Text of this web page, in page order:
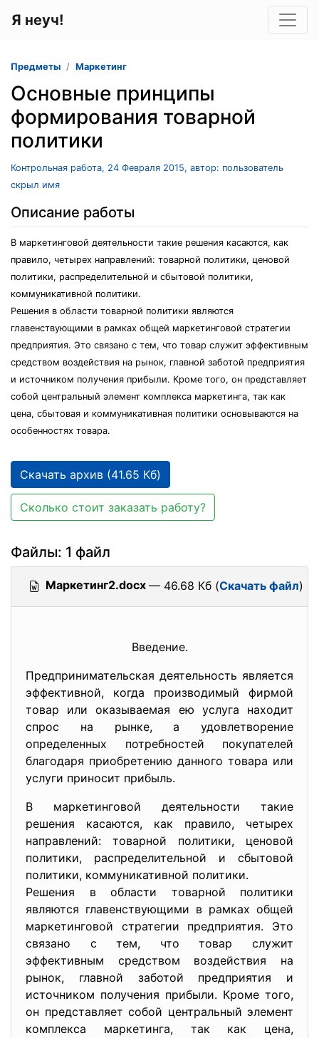
Я неуч!
Предметы Маркетинг
Основные принципы
формирования товарной
политики
Контрольная работа, 24 Февраля 2015, автор: пользователь
скрыл имя
Описание работы
В маркетинговой деятельности такие решения касаются, как
правило, четырех направлений: товарной политики, ценовой
политики, распределительной и сбытовой политики,
коммуникативной политики.
Решения в области товарной политики являются
главенствующими в рамках общей маркетинговой стратегии
предприятия. Это связано с тем, что товар служит эффективным
средством воздействия на рынок, главной заботой предприятия
и источником получения прибыли. Кроме того, он представляет
собой центральный элемент комплекса маркетинга, так как
цена, сбытовая и коммуникативная политики основываются на
особенностях товара.
Скачать архив (41.65 Кб)
Сколько стоит заказать работу?
Файлы: 1 файл
Маркетинг2.docx — 46.68 Кб (Скачать файл)
Введение.
Предпринимательская деятельность является
эффективной, когда производимый фирмой
товар или оказываемая ею услуга находит
спрос на рынке, а удовлетворение
определенных потребностей покупателей
благодаря приобретению данного товара или
услуги приносит прибыль.
В маркетинговой деятельности такие
решения касаются, как правило, четырех
направлений: товарной политики, ценовой
политики, распределительной и сбытовой
политики, коммуникативной политики.
Решения в области товарной политики
являются главенствующими в рамках общей
маркетинговой стратегии предприятия. Это
связано с тем, что товар служит
эффективным средством воздействия на
рынок, главной заботой предприятия и
источником получения прибыли. Кроме того,
он представляет собой центральный элемент
комплекса маркетинга, так как цена,